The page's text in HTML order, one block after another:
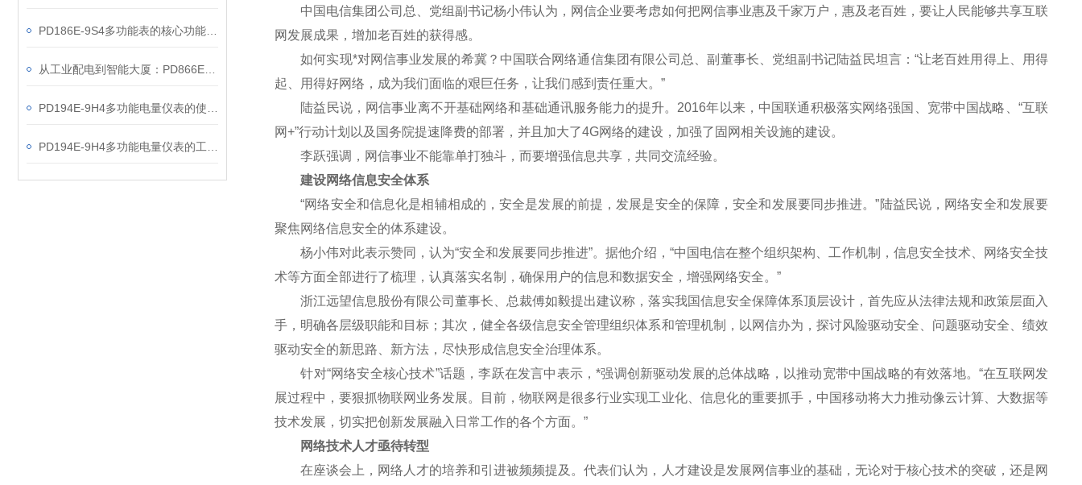
中国电信集团公司总、党组副书记杨小伟认为，网信企业要考虑如何把网信事业惠及千家万户，惠及老百姓，要让人民能够共享互联
网发展成果，增加老百姓的获得感。
如何实现*对网信事业发展的希冀？中国联合网络通信集团有限公司总、副董事长、党组副书记陆益民坦言：“让老百姓用得上、用得
起、用得好网络，成为我们面临的艰巨任务，让我们感到责任重大。”
陆益民说，网信事业离不开基础网络和基础通讯服务能力的提升。2016年以来，中国联通积极落实网络强国、宽带中国战略、“互联
网+”行动计划以及国务院提速降费的部署，并且加大了4G网络的建设，加强了固网相关设施的建设。
李跃强调，网信事业不能靠单打独斗，而要增强信息共享，共同交流经验。
建设网络信息安全体系
“网络安全和信息化是相辅相成的，安全是发展的前提，发展是安全的保障，安全和发展要同步推进。”陆益民说，网络安全和发展要
聚焦网络信息安全的体系建设。
杨小伟对此表示赞同，认为“安全和发展要同步推进”。据他介绍，“中国电信在整个组织架构、工作机制，信息安全技术、网络安全技
术等方面全部进行了梳理，认真落实名制，确保用户的信息和数据安全，增强网络安全。”
浙江远望信息股份有限公司董事长、总裁傅如毅提出建议称，落实我国信息安全保障体系顶层设计，首先应从法律法规和政策层面入
手，明确各层级职能和目标；其次，健全各级信息安全管理组织体系和管理机制，以网信办为，探讨风险驱动安全、问题驱动安全、绩效
驱动安全的新思路、新方法，尽快形成信息安全治理体系。
针对“网络安全核心技术”话题，李跃在发言中表示，*强调创新驱动发展的总体战略，以推动宽带中国战略的有效落地。“在互联网发
展过程中，要狠抓物联网业务发展。目前，物联网是很多行业实现工业化、信息化的重要抓手，中国移动将大力推动像云计算、大数据等
技术发展，切实把创新发展融入日常工作的各个方面。”
网络技术人才亟待转型
在座谈会上，网络人才的培养和引进被频频提及。代表们认为，人才建设是发展网信事业的基础，无论对于核心技术的突破，还是网